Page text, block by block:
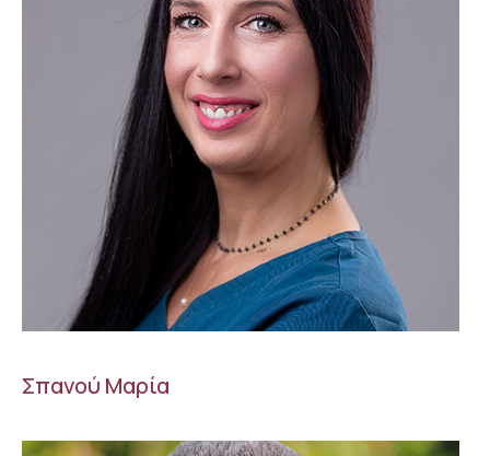
Σπανού Μαρία